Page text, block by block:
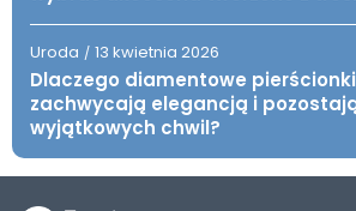
Uroda / 13 kwietnia 2026
Dlaczego diamentowe
zachwycają elegancją i
wyjątkowych chwil?